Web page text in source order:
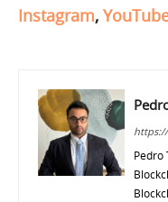
Instagram,
Pedro